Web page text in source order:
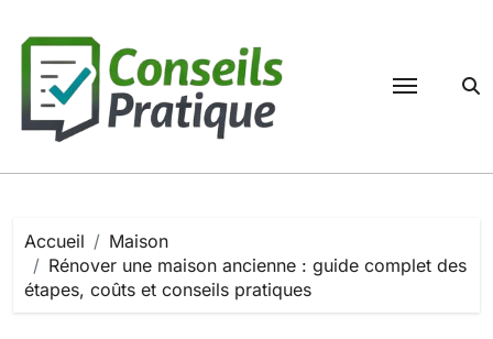
contenu
Accueil
Maison
Rénover une maison ancienne : guide complet des
étapes, coûts et conseils pratiques